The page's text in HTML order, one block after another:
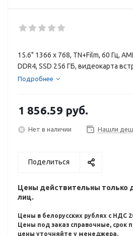
15.6" 1366 x 768, TN+Film, 60 Гц,
DDR4, SSD 256 ГБ, видеокарта
крышки серый, аккумулятор 41 Вт·ч
Подробнее
1 856.59 руб.
Нет в наличии Нашли
Поделиться
Цены действительны только
лиц.
Цены в белорусских рублях с НДС
Цены под заказ справочные, срок
цены уточняйте у менеджера.